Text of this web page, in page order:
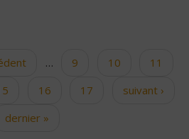
… 9 10
11
16 17
suivant ›
dernier »